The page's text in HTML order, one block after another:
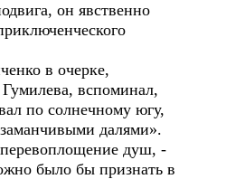
он явственно
в очерке,
вспоминал,
по солнечному югу,
далями».
душ, -
было бы признать в